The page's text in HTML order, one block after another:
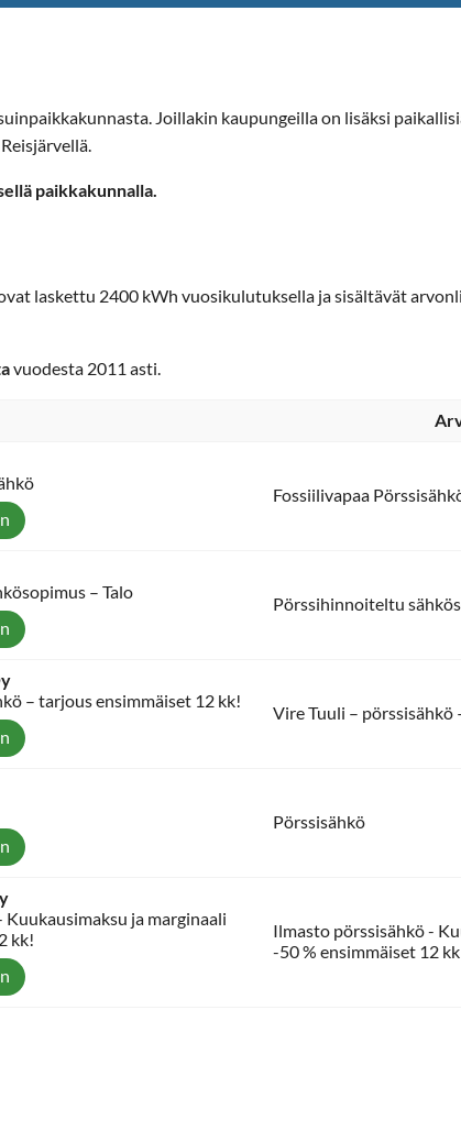
Joillakin kaupungeilla on lisäksi
paikkakunnalla.
laskettu 2400 kWh vuosikulutuksella ja sisältävät
vuodesta 2011 asti.
Fossiilivapaa
– Talo
Pörssihinnoiteltu
– tarjous ensimmäiset 12 kk!
Vire Tuuli – pörssisähkö
Pörssisähkö
ja marginaali
kk!
Ilmasto pörssisähkö -
-50 % ensimmäiset 12